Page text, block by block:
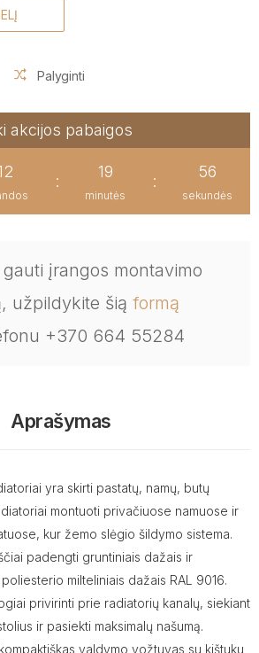
Palyginti
akcijos pabaigos
:
19
minutės
:
55
sekundės
įrangos montavimo
užpildykite šią formą
+370 664 55284
Aprašymas
yra skirti pastatų, namų, butų
montuoti privačiuose namuose ir
kur žemo slėgio šildymo sistema.
padengti gruntiniais dažais ir
milteliniais dažais RAL 9016.
privirinti prie radiatorių kanalų, siekiant
ir pasiekti maksimalų našumą.
valdymo vožtuvas su kištuku